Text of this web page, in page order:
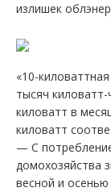
излишек
«10-
тысяч
киловатт в
киловатт
— С
домохозяйства
весной и